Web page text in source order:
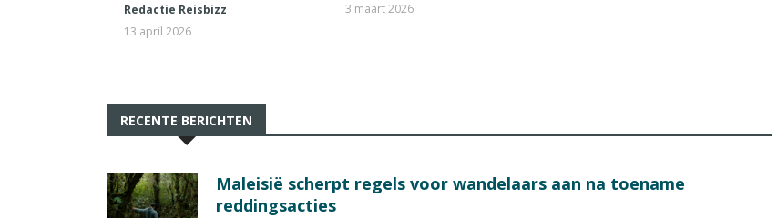
Redactie Reisbizz
13 april 2026
3 maart 2026
RECENTE BERICHTEN
Maleisië scherpt regels voor wandelaars aan na toename
reddingsacties